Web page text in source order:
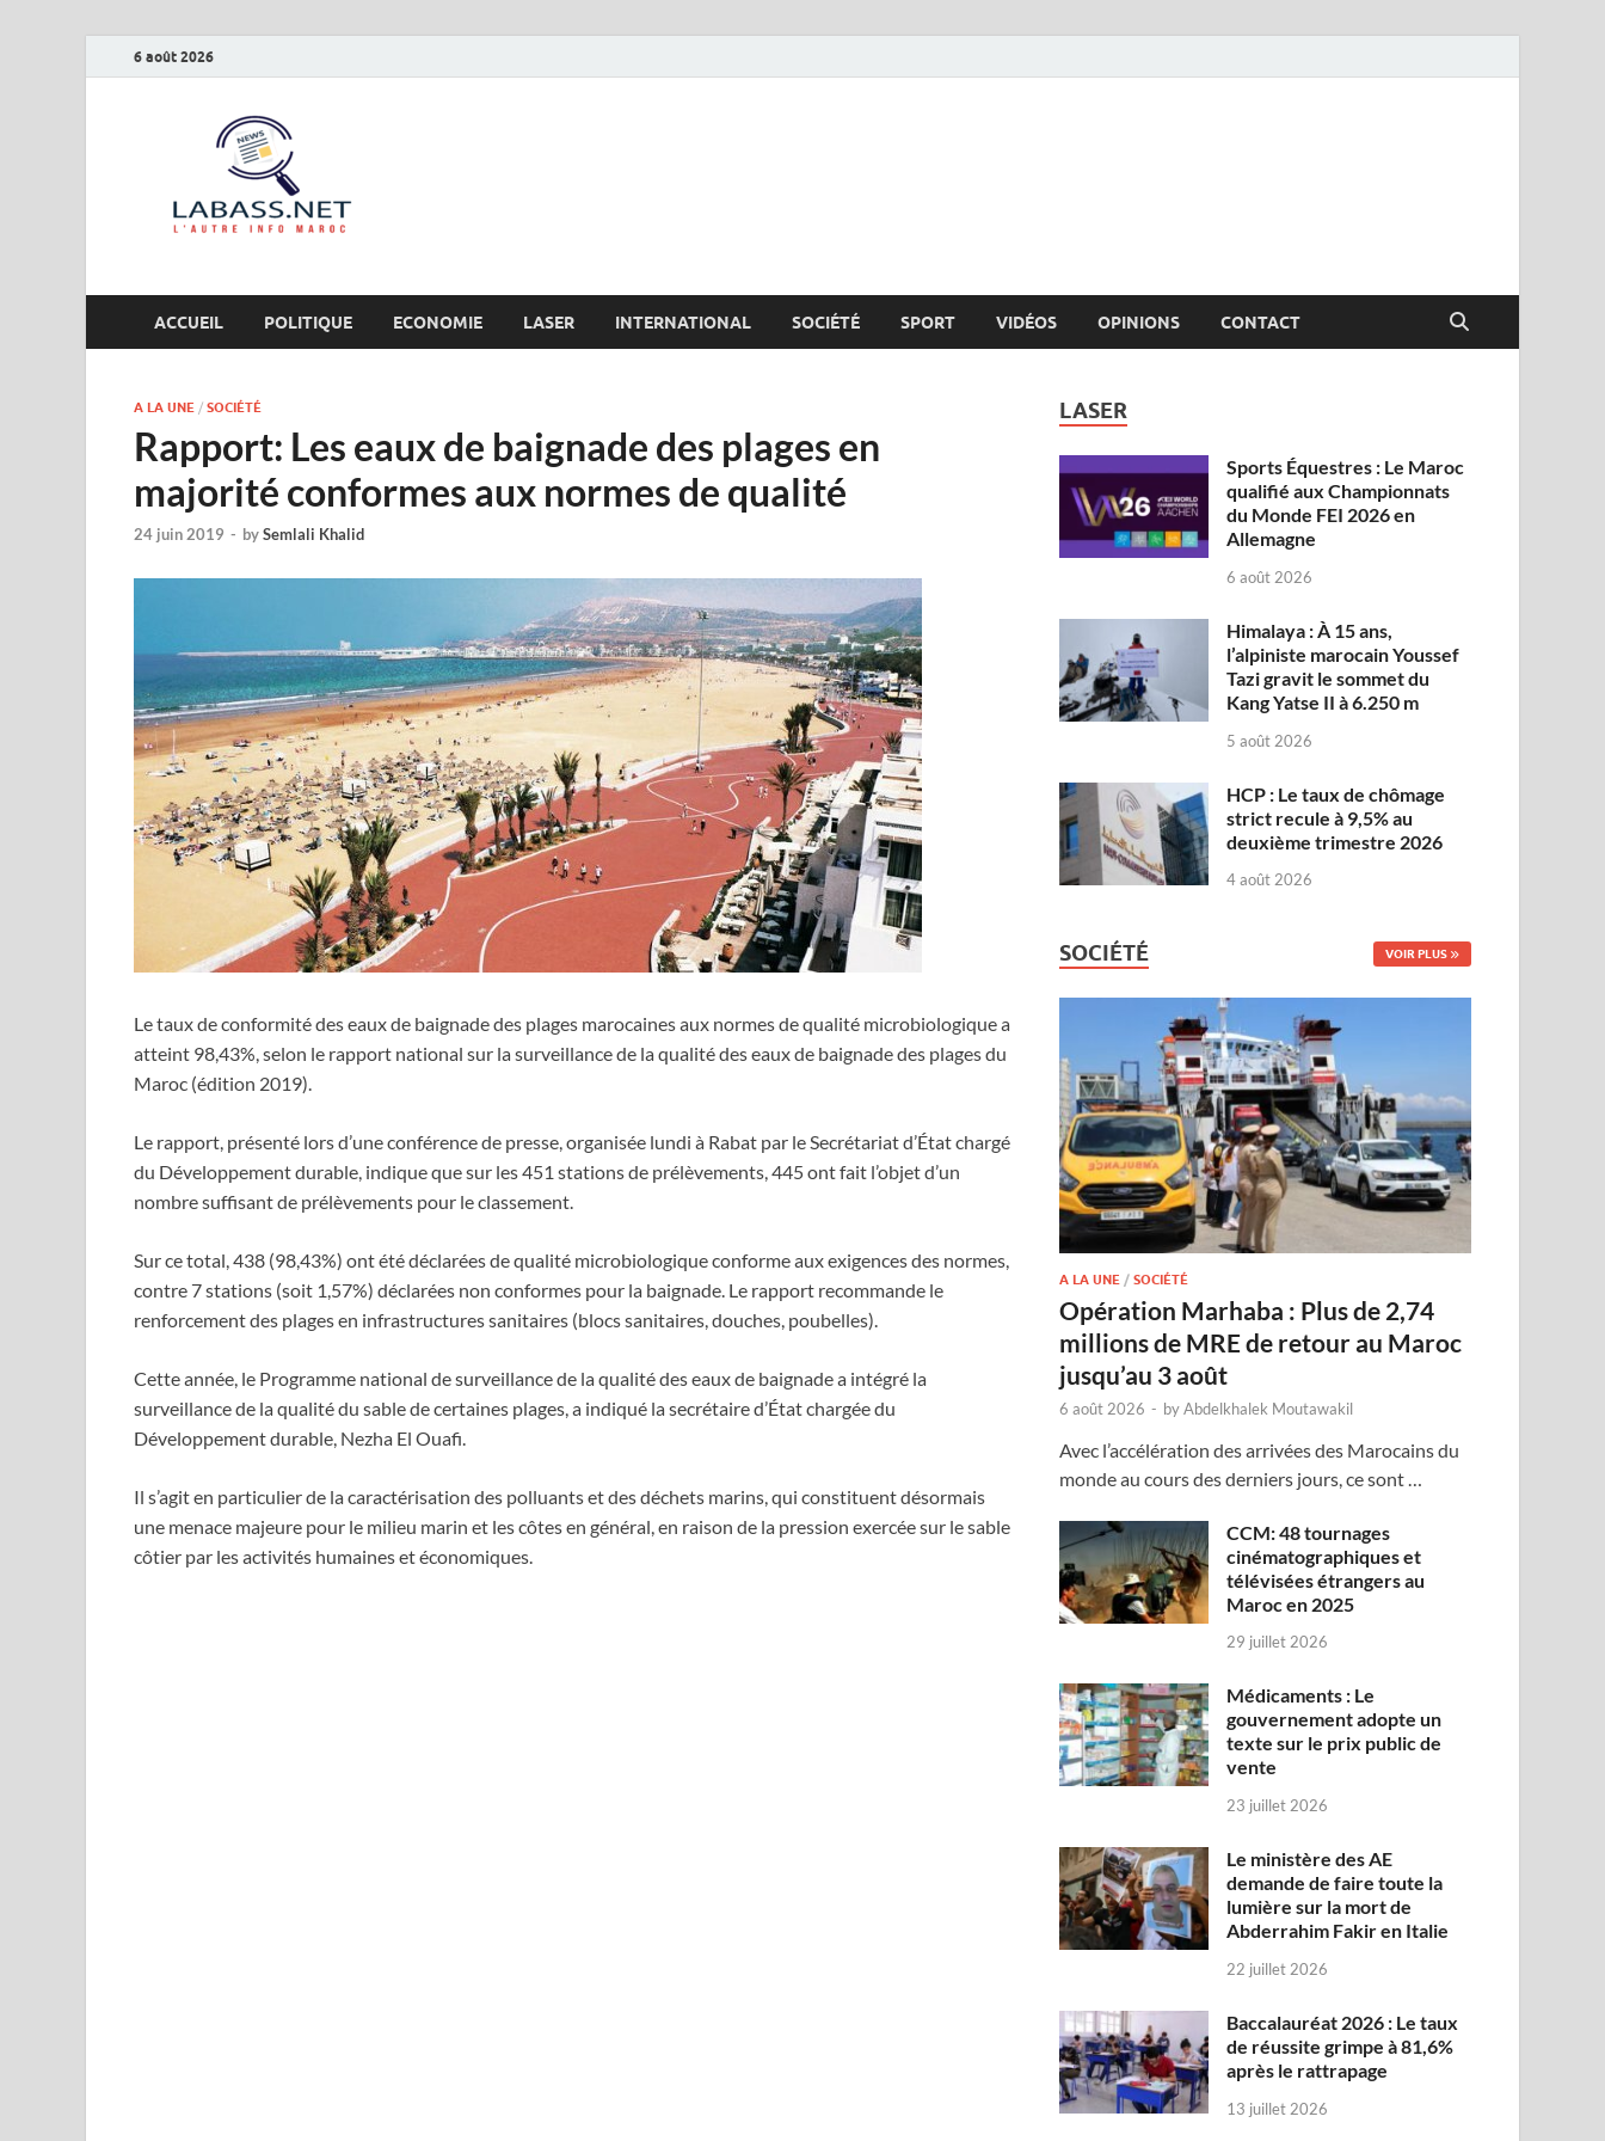
6 août 2026
ACCUEIL POLITIQUE ECONOMIE LASER INTERNATIONAL SOCIÉTÉ SPORT VIDÉOS OPINIONS CONTACT
A LA UNE / SOCIÉTÉ
Rapport: Les eaux de baignade des plages en
majorité conformes aux normes de qualité
24 juin 2019 - bySemlali Khalid
Le taux de conformité des eaux de baignade des plages marocaines aux normes de qualité microbiologique a
atteint 98,43%, selon le rapport national sur la surveillance de la qualité des eaux de baignade des plages du
Maroc (édition 2019).
Le rapport, présenté lors d’une conférence de presse, organisée lundi à Rabat par le Secrétariat d’État chargé
du Développement durable, indique que sur les 451 stations de prélèvements, 445 ont fait l’objet d’un
nombre suffisant de prélèvements pour le classement.
Sur ce total, 438 (98,43%) ont été déclarées de qualité microbiologique conforme aux exigences des normes,
contre 7 stations (soit 1,57%) déclarées non conformes pour la baignade. Le rapport recommande le
renforcement des plages en infrastructures sanitaires (blocs sanitaires, douches, poubelles).
Cette année, le Programme national de surveillance de la qualité des eaux de baignade a intégré la
surveillance de la qualité du sable de certaines plages, a indiqué la secrétaire d’État chargée du
Développement durable, Nezha El Ouafi.
Il s’agit en particulier de la caractérisation des polluants et des déchets marins, qui constituent désormais
une menace majeure pour le milieu marin et les côtes en général, en raison de la pression exercée sur le sable
côtier par les activités humaines et économiques.
LASER
Sports Équestres : Le Maroc
qualifié aux Championnats
du Monde FEI 2026 en
Allemagne
6 août 2026
Himalaya : À 15 ans,
l’alpiniste marocain Youssef
Tazi gravit le sommet du
Kang Yatse II à 6.250 m
5 août 2026
HCP : Le taux de chômage
strict recule à 9,5% au
deuxième trimestre 2026
4 août 2026
SOCIÉTÉ VOIR PLUS
A LA UNE /SOCIÉTÉ
Opération Marhaba : Plus de 2,74
millions de MRE de retour au Maroc
jusqu’au 3 août
6 août 2026 - byAbdelkhalek Moutawakil
Avec l’accélération des arrivées des Marocains du
monde au cours des derniers jours, ce sont …
CCM: 48 tournages
cinématographiques et
télévisées étrangers au
Maroc en 2025
29 juillet 2026
Médicaments : Le
gouvernement adopte un
texte sur le prix public de
vente
23 juillet 2026
Le ministère des AE
demande de faire toute la
lumière sur la mort de
Abderrahim Fakir en Italie
22 juillet 2026
Baccalauréat 2026 : Le taux
de réussite grimpe à 81,6%
après le rattrapage
13 juillet 2026